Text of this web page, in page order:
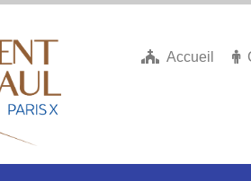
Accueil